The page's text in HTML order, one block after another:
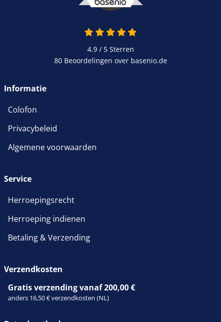
4.9 van 5
4.9 / 5Sterren
80 Beoordelingen over basenio.de
Informatie
Colofon
Privacybeleid
Algemene voorwaarden
Service
Herroepingsrecht
Herroeping indienen
Betaling & Verzending
Verzendkosten
Gratis verzending vanaf 200,00 €
anders 16,50 € verzendkosten (NL)